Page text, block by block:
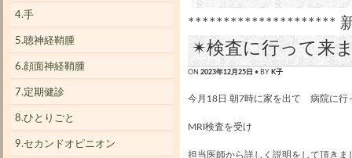
*********************
✴︎検査に行って来
ON2023年12月25日 • BY K子
今月18日 朝7時に家を出て 病院に行
MRI検査を受け
担当医師から詳しく説明をして頂きま
4.手
5.聴神経鞘腫
6.顔面神経鞘腫
7.定期健診
8.ひとりごと
9.セカンドオピニオン